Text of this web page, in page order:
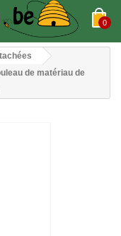
0
de matériau de